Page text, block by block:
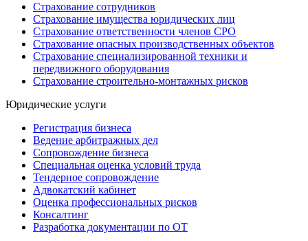
Страхование сотрудников
Страхование имущества юридических лиц
Страхование ответственности членов СРО
Страхование опасных производственных объектов
Страхование специализированной техники и
передвижного оборудования
Страхование строительно-монтажных рисков
Юридические услуги
Регистрация бизнеса
Ведение арбитражных дел
Сопровождение бизнеса
Специальная оценка условий труда
Тендерное сопровождение
Адвокатский кабинет
Оценка профессиональных рисков
Консалтинг
Разработка документации по ОТ